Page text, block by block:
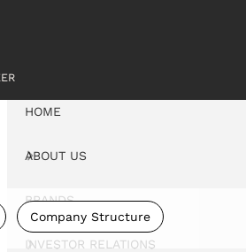
Company Structure
HOME
ABOUT US
BRANDS
INVESTOR RELATIONS